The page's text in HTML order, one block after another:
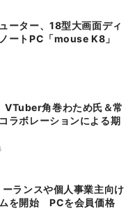
ーター、18型大画面ディ
ートPC「mouse K8」
VTuber角巻わため氏＆常
ラボレーションによる期
ーランスや個人事業主向け
を開始 PCを会員価格